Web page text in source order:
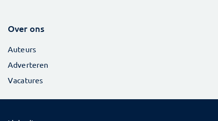
Over ons
Auteurs
Adverteren
Vacatures